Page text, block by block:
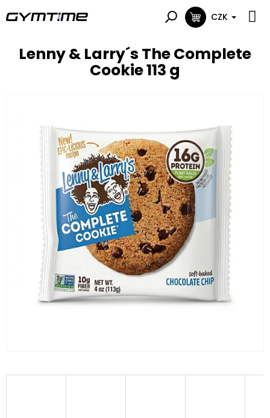
na
NÁKUPNÍ
CZK
Lenny & Larry´s The Complete
Cookie 113 g